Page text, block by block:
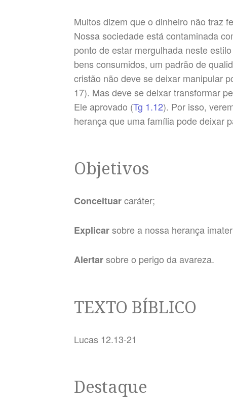
Muitos dizem que o dinheiro não traz
Nossa sociedade está contaminada
ponto de estar mergulhada neste
bens consumidos, um padrão de
cristão não deve se deixar manipular
17). Mas deve se deixar transformar
Ele aprovado (Tg 1.12). Por isso,
herança que uma família pode deixar
Objetivos
Conceituarcaráter;
Explicarsobre a nossa herança
Alertarsobre o perigo da avareza.
TEXTO BÍBLICO
Lucas 12.13-21
Destaque